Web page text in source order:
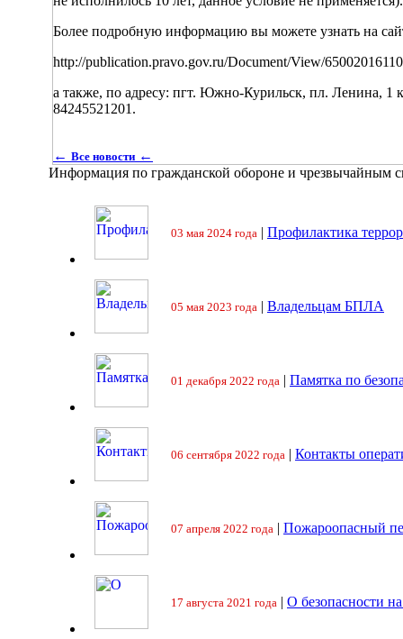
Более подробную информацию вы можете узнать на
http://publication.pravo.gov.ru/Document/View/
а также, по адресу: пгт. Южно-Курильск, пл. Ленина,
84245521201.
← Все новости ←
Информация по гражданской обороне и чрезвычайным
03 мая 2024 года | Профилактика
05 мая 2023 года | Владельцам БПЛА
01 декабря 2022 года | Памятка по
06 сентября 2022 года | Контакты
07 апреля 2022 года | Пожароопасный
17 августа 2021 года | О безопасности